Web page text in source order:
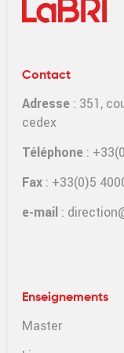
Contact
Adresse : 351,
cedex
Téléphone :
Fax : +33(0)5
e-mail :
Enseignements
Master